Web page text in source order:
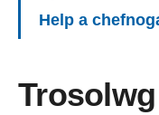
Help a
Trosolwg